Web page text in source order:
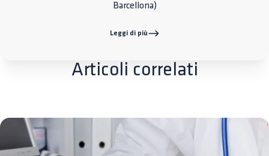
Barcellona)
Leggi di più
Articoli correlati